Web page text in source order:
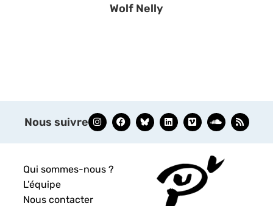
Wolf Nelly
Nous suivre
Qui sommes-nous ?
L’équipe
Nous contacter